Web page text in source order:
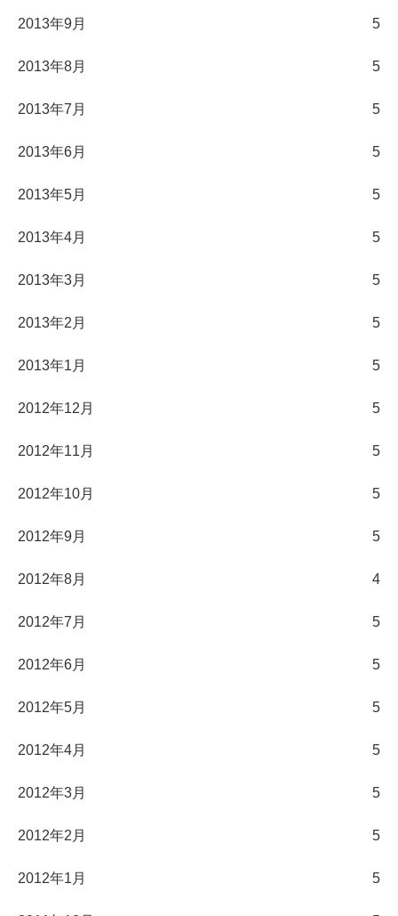
2013年9月 5
2013年8月 5
2013年7月 5
2013年6月 5
2013年5月 5
2013年4月 5
2013年3月 5
2013年2月 5
2013年1月 5
2012年12月 5
2012年11月 5
2012年10月 5
2012年9月 5
2012年8月 4
2012年7月 5
2012年6月 5
2012年5月 5
2012年4月 5
2012年3月 5
2012年2月 5
2012年1月 5